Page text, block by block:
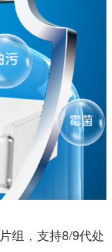
组，支持8/9代处